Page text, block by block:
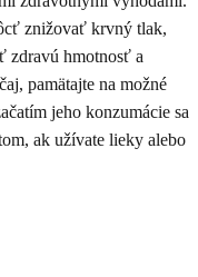
znižovať krvný tlak,
zdravú hmotnosť a
pamätajte na možné
jeho konzumácie sa
ak užívate lieky alebo